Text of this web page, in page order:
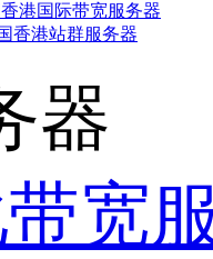
港国际带宽服务器
香港站群服务器
器
宽